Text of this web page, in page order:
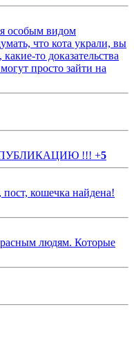
особым видом
что кота украли, вы
то доказательства
просто зайти на
!!! +5
пост, кошечка найдена!
людям. Которые